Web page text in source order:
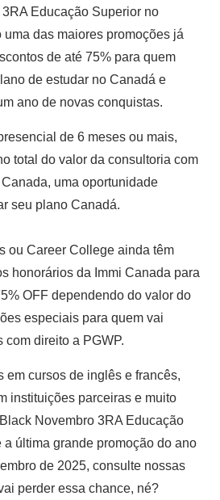
Educação Superior no
das maiores promoções já
de até 75% para quem
de estudar no Canadá e
ano de novas conquistas.
de 6 meses ou mais,
total do valor da consultoria com
uma oportunidade
seu plano Canadá.
ou Career College ainda têm
honorários da Immi Canada para
OFF dependendo do valor do
especiais para quem vai
com direito a PGWP.
em cursos de inglês e francês,
instituições parceiras e muito
Novembro 3RA Educação
última grande promoção do ano
de 2025, consulte nossas
perder essa chance, né?